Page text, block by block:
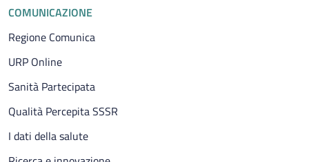
COMUNICAZIONE
Regione Comunica
URP Online
Sanità Partecipata
Qualità Percepita SSSR
I dati della salute